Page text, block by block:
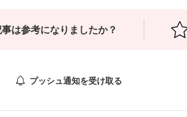
は参考になりましたか？
プッシュ通知を受け取る